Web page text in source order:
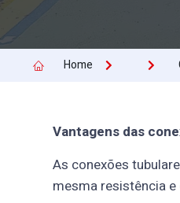
Home
Vantagens das
As conexões
mesma resistência